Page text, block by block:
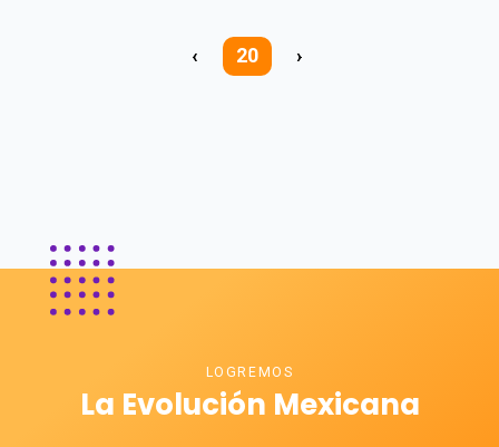
‹ 20 ›
LOGREMOS
La Evolución Mexicana